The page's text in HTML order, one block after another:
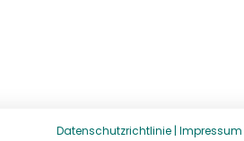
Datenschutzrichtlinie | Impressum